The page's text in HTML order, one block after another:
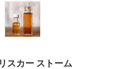
スカー ストーム